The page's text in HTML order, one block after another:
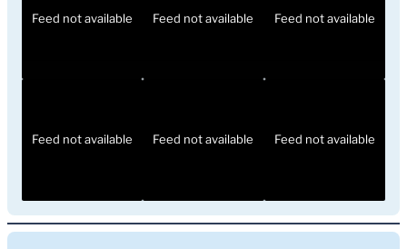
Feed not available Feed not available Feed not available
Feed not available Feed not available Feed not available